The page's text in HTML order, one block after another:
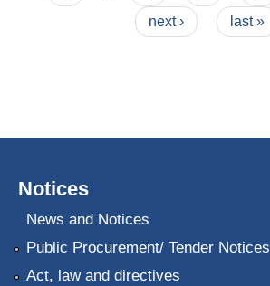
next ›
last »
Notices
News and Notices
Public Procurement/ Tender Notices
Act, law and directives